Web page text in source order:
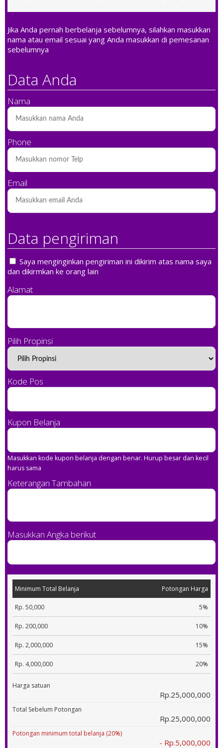
Jika Anda pernah berbelanja sebelumnya, silahkan masukkan
nama atau email sesuai yang Anda masukkan di pemesanan
sebelumnya
Data Anda
Nama
Phone
Email
Data pengiriman
Saya menginginkan pengiriman ini dikirim atas nama saya
dan dikirmkan ke orang lain
Alamat
Pilih Propinsi
Kode Pos
Kupon Belanja
Masukkan kode kupon belanja dengan benar. Hurup besar dan kecil
harus sama
Keterangan Tambahan
Masukkan Angka berikut
Minimum Total Belanja Potongan Harga
Rp. 50,000 5%
Rp. 200,000 10%
Rp. 2,000,000 15%
Rp. 4,000,000 20%
Harga satuan
Rp.25,000,000
Total Sebelum Potongan
Rp.25,000,000
Potongan minimum total belanja (20%)
- Rp.5,000,000